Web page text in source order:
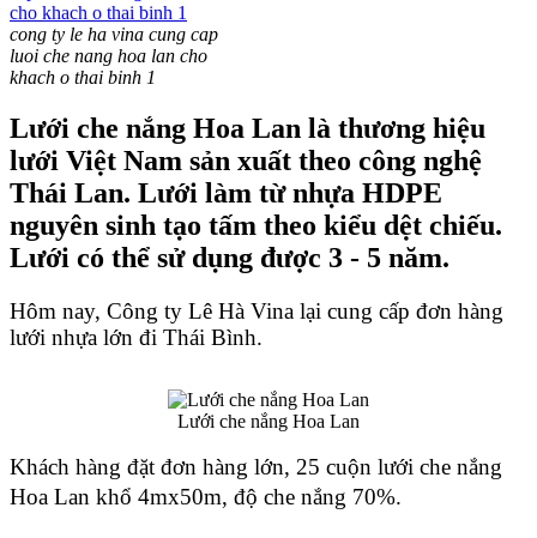
cong ty le ha vina cung cap
luoi che nang hoa lan cho
khach o thai binh 1
Lưới che nắng Hoa Lan là thương hiệu
lưới Việt Nam sản xuất theo công nghệ
Thái Lan. Lưới làm từ nhựa HDPE
nguyên sinh tạo tấm theo kiểu dệt chiếu.
Lưới có thể sử dụng được 3 - 5 năm.
Hôm nay, Công ty Lê Hà Vina lại cung cấp đơn hàng
lưới nhựa lớn đi Thái Bình.
Lưới che nắng Hoa Lan
Khách hàng đặt đơn hàng lớn, 25 cuộn lưới che nắng
Hoa Lan khổ 4mx50m, độ che nắng 70%.